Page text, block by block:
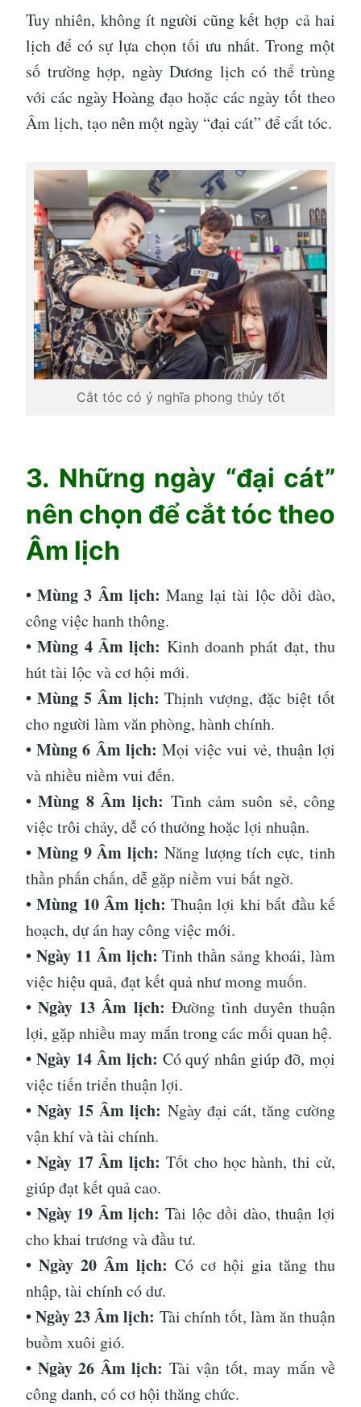
Tuy nhiên, không ít người cũng kết hợp cả hai
lịch để có sự lựa chọn tối ưu nhất. Trong một
số trường hợp, ngày Dương lịch có thể trùng
với các ngày Hoàng đạo hoặc các ngày tốt theo
Âm lịch, tạo nên một ngày “đại cát” để cắt tóc.
Cắt tóc có ý nghĩa phong thủy tốt
3. Những ngày “đại cát”
nên chọn để cắt tóc theo
Âm lịch
• Mùng 3 Âm lịch: Mang lại tài lộc dồi dào,
công việc hanh thông.
• Mùng 4 Âm lịch: Kinh doanh phát đạt, thu
hút tài lộc và cơ hội mới.
• Mùng 5 Âm lịch: Thịnh vượng, đặc biệt tốt
cho người làm văn phòng, hành chính.
• Mùng 6 Âm lịch: Mọi việc vui vẻ, thuận lợi
và nhiều niềm vui đến.
• Mùng 8 Âm lịch: Tình cảm suôn sẻ, công
việc trôi chảy, dễ có thưởng hoặc lợi nhuận.
• Mùng 9 Âm lịch: Năng lượng tích cực, tinh
thần phấn chấn, dễ gặp niềm vui bất ngờ.
• Mùng 10 Âm lịch: Thuận lợi khi bắt đầu kế
hoạch, dự án hay công việc mới.
• Ngày 11 Âm lịch: Tinh thần sảng khoái, làm
việc hiệu quả, đạt kết quả như mong muốn.
• Ngày 13 Âm lịch: Đường tình duyên thuận
lợi, gặp nhiều may mắn trong các mối quan hệ.
• Ngày 14 Âm lịch: Có quý nhân giúp đỡ, mọi
việc tiến triển thuận lợi.
• Ngày 15 Âm lịch: Ngày đại cát, tăng cường
vận khí và tài chính.
• Ngày 17 Âm lịch: Tốt cho học hành, thi cử,
giúp đạt kết quả cao.
• Ngày 19 Âm lịch: Tài lộc dồi dào, thuận lợi
cho khai trương và đầu tư.
• Ngày 20 Âm lịch: Có cơ hội gia tăng thu
nhập, tài chính có dư.
• Ngày 23 Âm lịch: Tài chính tốt, làm ăn thuận
buồm xuôi gió.
• Ngày 26 Âm lịch: Tài vận tốt, may mắn về
công danh, có cơ hội thăng chức.